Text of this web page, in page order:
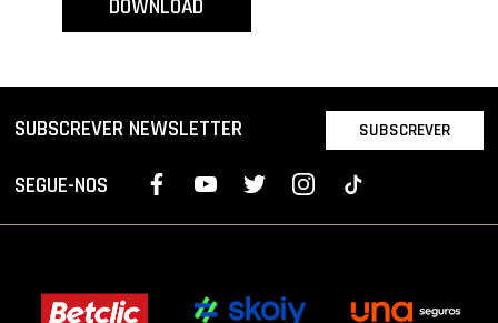
PROJETOS
LIGA BETCLIC FEMININA
DOWNLOAD
SUBSCREVER NEWSLETTER SUBSCREVER
SEGUE-NOS